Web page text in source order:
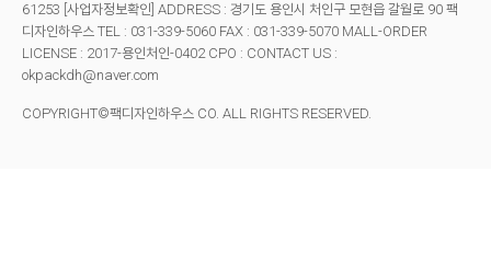
61253 [사업자정보확인] ADDRESS : 경기도 용인시 처인구 모현읍 갈월로 90 팩
디자인하우스 TEL : 031-339-5060 FAX : 031-339-5070 MALL-ORDER
LICENSE : 2017-용인처인-0402 CPO : CONTACT US :
okpackdh@naver.com
COPYRIGHT©팩디자인하우스 CO. ALL RIGHTS RESERVED.